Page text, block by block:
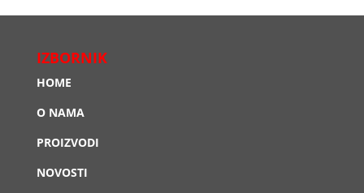
IZBORNIK
HOME
O NAMA
PROIZVODI
NOVOSTI